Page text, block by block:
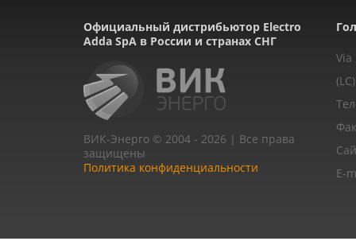
Официальный дистрибьютор Electro
Adda SpA в России и странах СНГ
ВИК-Энерго © 2004 - 2026 | Все права
защищены
Политика конфиденциальности
Via
E-